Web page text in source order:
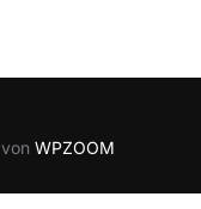
von WPZOOM